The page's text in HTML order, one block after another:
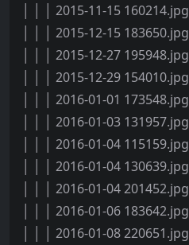
│ │ │ 2015-11-15 160214.jpg
│ │ │ 2015-12-15 183650.jpg
│ │ │ 2015-12-27 195948.jpg
│ │ │ 2015-12-29 154010.jpg
│ │ │ 2016-01-01 173548.jpg
│ │ │ 2016-01-03 131957.jpg
│ │ │ 2016-01-04 115159.jpg
│ │ │ 2016-01-04 130639.jpg
│ │ │ 2016-01-04 201452.jpg
│ │ │ 2016-01-06 183642.jpg
│ │ │ 2016-01-08 220651.jpg